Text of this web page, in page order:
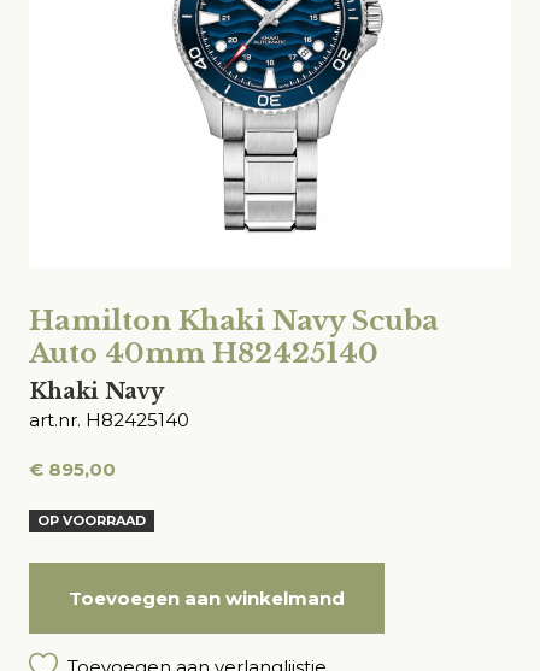
Hamilton Khaki Navy Scuba
Auto 40mm H82425140
Khaki Navy
art.nr. H82425140
€ 895,00
OP VOORRAAD
Toevoegen aan winkelmand